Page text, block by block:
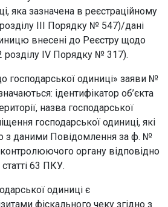
яка зазначена в реєстраційному
ІІІ Порядку № 547)/дані
внесені до Реєстру щодо
розділу IV Порядку № 317).
господарської одиниці» заяви №
ідентифікатор об’єкта
назва господарської
господарської одиниці, які
з даними Повідомлення за ф. №
органу відповідно
63 ПКУ.
одиниці є
фіскального чеку згідно з